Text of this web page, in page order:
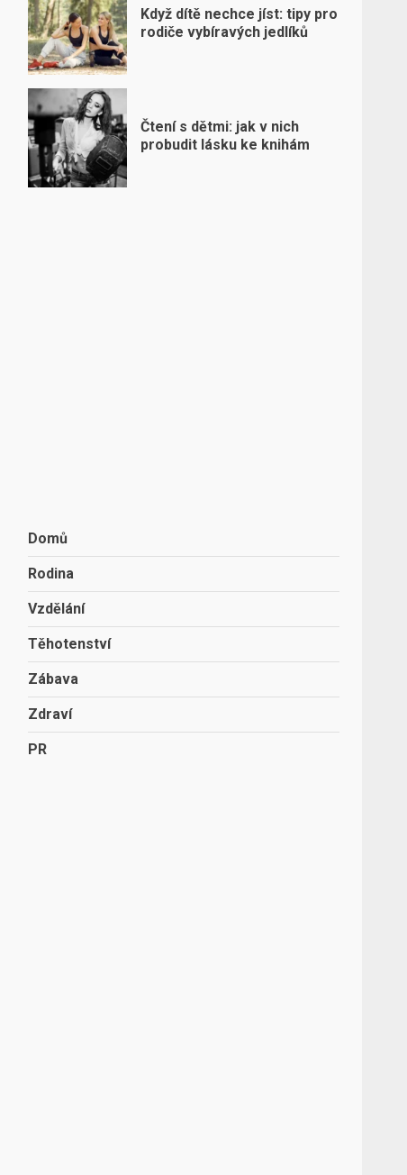
Když dítě nechce jíst: tipy pro
rodiče vybíravých jedlíků
Čtení s dětmi: jak v nich
probudit lásku ke knihám
Domů
Rodina
Vzdělání
Těhotenství
Zábava
Zdraví
PR